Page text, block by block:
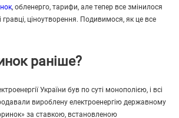
, обленерго, тарифи, але тепер все змінилося
ціноутворення. Подивимося, як це все
раніше?
України був по суті монополією, і всі
вироблену електроенергію державному
за ставкою, встановленою